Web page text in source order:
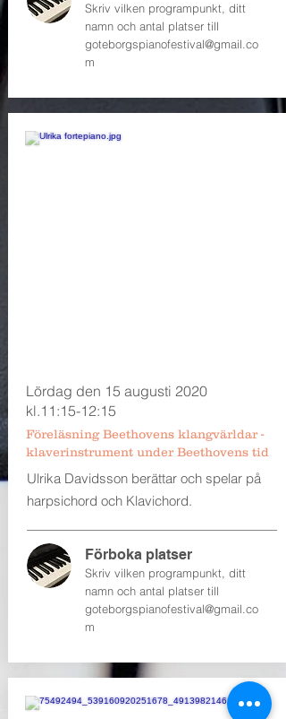
Skriv vilken programpunkt, ditt
namn och antal platser till
goteborgspianofestival@gmail.co
m
Lördag den 15 augusti 2020
kl.11:15-12:15
Föreläsning Beethovens klangvärldar -
klaverinstrument under Beethovens tid
Ulrika Davidsson berättar och spelar på
harpsichord och Klavichord.
Skriv vilken programpunkt, ditt
namn och antal platser till
goteborgspianofestival@gmail.co
m
Förboka platser